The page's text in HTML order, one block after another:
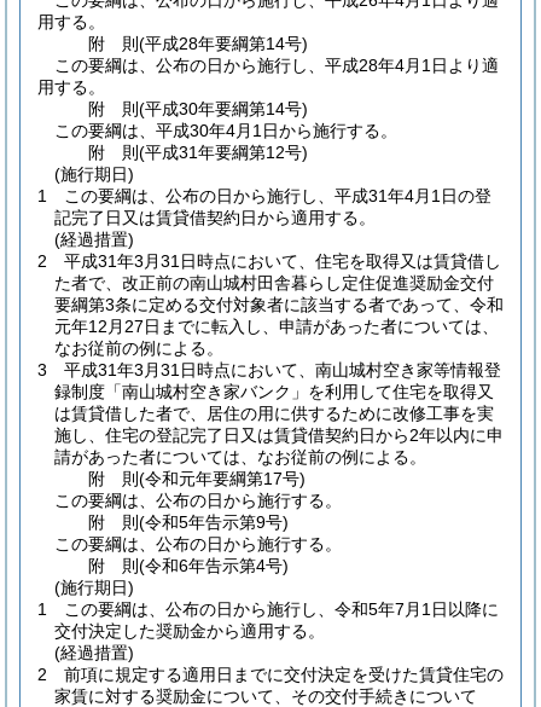
用する。
附 則(平成28年要綱第14号)
この要綱は、公布の日から施行し、平成28年4月1日より適
用する。
附 則(平成30年要綱第14号)
この要綱は、平成30年4月1日から施行する。
附 則(平成31年要綱第12号)
(施行期日)
1
この要綱は、公布の日から施行し、平成31年4月1日の登
記完了日又は賃貸借契約日から適用する。
(経過措置)
2
平成31年3月31日時点において、住宅を取得又は賃貸借し
た者で、改正前の南山城村田舎暮らし定住促進奨励金交付
要綱第3条に定める交付対象者に該当する者であって、令和
元年12月27日までに転入し、申請があった者については、
なお従前の例による。
3
平成31年3月31日時点において、南山城村空き家等情報登
録制度「南山城村空き家バンク」を利用して住宅を取得又
は賃貸借した者で、居住の用に供するために改修工事を実
施し、住宅の登記完了日又は賃貸借契約日から2年以内に申
請があった者については、なお従前の例による。
附 則(令和元年要綱第17号)
この要綱は、公布の日から施行する。
附 則(令和5年告示第9号)
この要綱は、公布の日から施行する。
附 則(令和6年告示第4号)
(施行期日)
1
この要綱は、公布の日から施行し、令和5年7月1日以降に
交付決定した奨励金から適用する。
(経過措置)
2
前項に規定する適用日までに交付決定を受けた賃貸住宅の
家賃に対する奨励金について、その交付手続きについて